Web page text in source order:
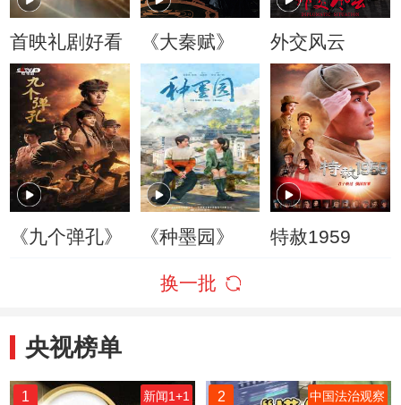
首映礼剧好看 《大秦赋》 外交风云
《九个弹孔》 《种墨园》 特赦1959
换一批
央视榜单
1 新闻1+1 2 中国法治观察